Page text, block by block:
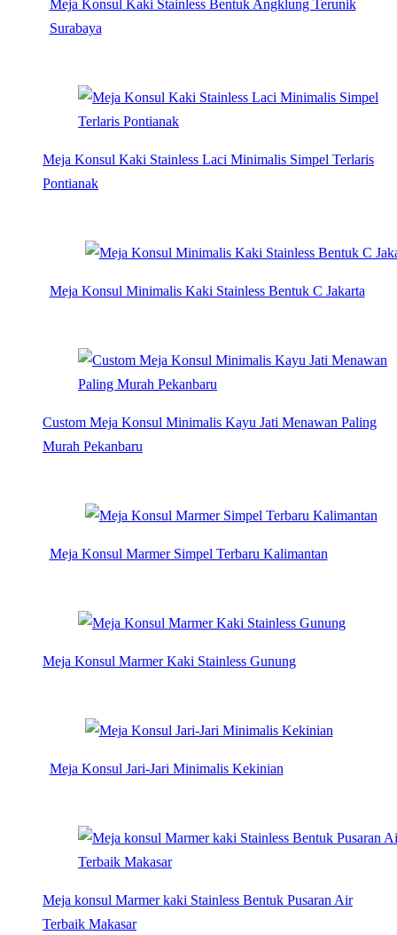
Meja Konsul Kaki Stainless Bentuk Angklung Terunik
Surabaya
Meja Konsul Kaki Stainless Laci Minimalis Simpel Terlaris
Pontianak
Meja Konsul Minimalis Kaki Stainless Bentuk C Jakarta
Custom Meja Konsul Minimalis Kayu Jati Menawan Paling
Murah Pekanbaru
Meja Konsul Marmer Simpel Terbaru Kalimantan
Meja Konsul Marmer Kaki Stainless Gunung
Meja Konsul Jari-Jari Minimalis Kekinian
Meja konsul Marmer kaki Stainless Bentuk Pusaran Air
Terbaik Makasar